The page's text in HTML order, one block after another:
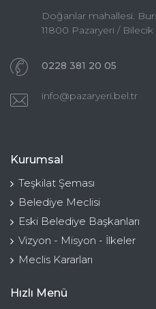
Doğanlar mahallesi.
11800 Pazaryeri / Bilecik
0228 381 20 05
info@pazaryeri.bel.tr
Kurumsal
Teşkilat Şeması
Belediye Meclisi
Eski Belediye Başkanları
Vizyon - Misyon - İlkeler
Meclis Kararları
Hızlı Menü